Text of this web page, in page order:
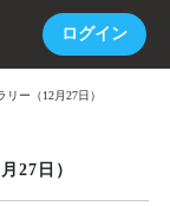
ログイン
ー（12月27日）
27日）